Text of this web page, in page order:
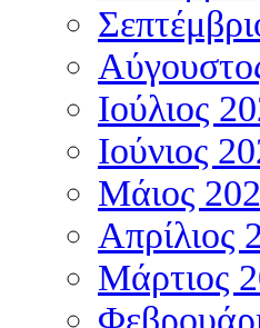
Ιούλιος
Ιούνιος
Μάιος
Απρίλιος
Μάρτιος